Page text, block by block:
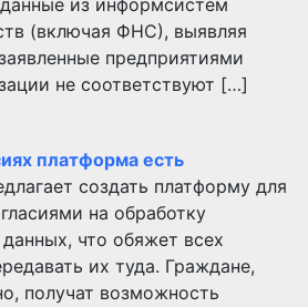
(включая ФНС), выявляя
предприятиями
не соответствуют […]
платформа есть
создать платформу для
на обработку
что обяжет всех
их туда. Граждане,
получат возможность